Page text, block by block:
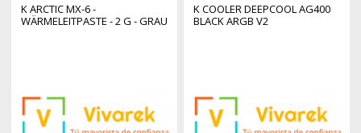
K ARCTIC MX-6 -
WÄRMELEITPASTE - 2 G - GRAU
K COOLER DEEPCOOL AG400
BLACK ARGB V2